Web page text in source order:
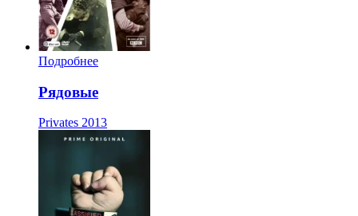
Подробнее
Рядовые
Privates 2013